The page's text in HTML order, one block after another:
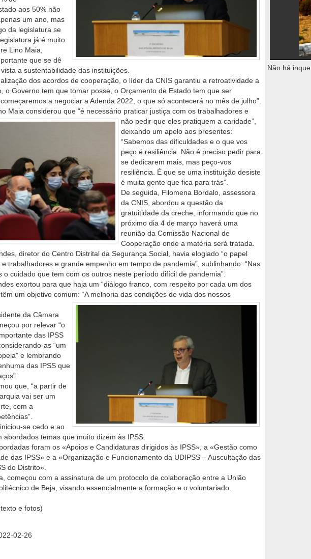
aos 50% não
um ano, mas
da legislatura se
já é muito
Lino Maia,
que se dê
a sustentabilidade das instituições.
dos acordos de cooperação, o líder da CNIS garantiu a retroatividade a
o Governo tem que tomar posse, o Orçamento de Estado tem que ser
a negociar a Adenda 2022, o que só acontecerá no mês de julho”.
Maia considerou que “é necessário praticar justiça com os trabalhadores e
não pedir que eles pratiquem a caridade”,
deixando um apelo aos presentes:
“Sabemos das dificuldades e o que vos
peço é resiliência. Não é preciso pedir para
se dedicarem mais, mas peço-vos
resiliência. É que se uma instituição desiste
é muita gente que fica para trás”.
De seguida, Filomena Bordalo, assessora
da CNIS, abordou a questão da
gratuitidade da creche, informando que no
próximo dia 4 de março haverá uma
reunião da Comissão Nacional de
Cooperação onde a matéria será tratada.
diretor do Centro Distrital da Segurança Social, havia elogiado “o papel
trabalhadores e grande empenho em tempo de pandemia”, sublinhando: “Nas
o cuidado que tem com os outros neste período difícil de pandemia”.
exortou para que haja um “diálogo franco, com respeito por cada um dos
um objetivo comum: “A melhoria das condições de vida dos nossos
da Câmara
por relevar “o
das IPSS
as “um
e lembrando
das IPSS que
que, “a partir de
vai ser um
com a
se cedo e ao
abordados temas que muito dizem às IPSS.
foram os «Apoios e Candidaturas dirigidos às IPSS», a «Gestão como
das IPSS» e a «Organização e Funcionamento da UDIPSS – Auscultação das
do Distrito».
começou com a assinatura de um protocolo de colaboração entre a União
de Beja, visando essencialmente a formação e o voluntariado.
e fotos)
02-26
Não há